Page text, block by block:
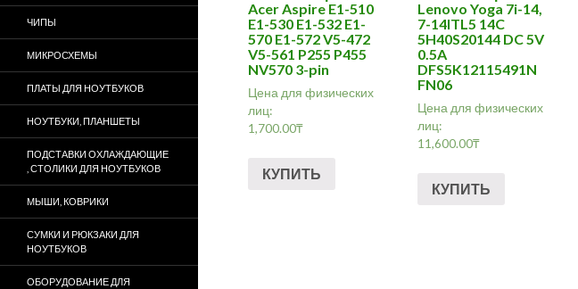
Acer Aspire E1-510
E1-530 E1-532 E1-
570 E1-572 V5-472
V5-561 P255 P455
NV570 3-pin
Цена для физических
лиц:
1,700.00₸
КУПИТЬ
Lenovo Yoga 7i-14,
7-14ITL5 14C
5H40S20144 DC 5V
0.5A
DFS5K12115491N
FN06
Цена для физических
лиц:
11,600.00₸
КУПИТЬ
ЧИПЫ
МИКРОСХЕМЫ
ПЛАТЫ ДЛЯ НОУТБУКОВ
НОУТБУКИ, ПЛАНШЕТЫ
ПОДСТАВКИ ОХЛАЖДАЮЩИЕ
, СТОЛИКИ ДЛЯ НОУТБУКОВ
МЫШИ, КОВРИКИ
СУМКИ И РЮКЗАКИ ДЛЯ
НОУТБУКОВ
ОБОРУДОВАНИЕ ДЛЯ